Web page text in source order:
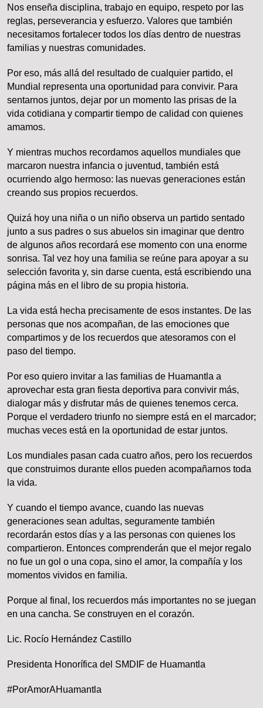
Nos enseña disciplina, trabajo en equipo, respeto por las
reglas, perseverancia y esfuerzo. Valores que también
necesitamos fortalecer todos los días dentro de nuestras
familias y nuestras comunidades.
Por eso, más allá del resultado de cualquier partido, el
Mundial representa una oportunidad para convivir. Para
sentarnos juntos, dejar por un momento las prisas de la
vida cotidiana y compartir tiempo de calidad con quienes
amamos.
Y mientras muchos recordamos aquellos mundiales que
marcaron nuestra infancia o juventud, también está
ocurriendo algo hermoso: las nuevas generaciones están
creando sus propios recuerdos.
Quizá hoy una niña o un niño observa un partido sentado
junto a sus padres o sus abuelos sin imaginar que dentro
de algunos años recordará ese momento con una enorme
sonrisa. Tal vez hoy una familia se reúne para apoyar a su
selección favorita y, sin darse cuenta, está escribiendo una
página más en el libro de su propia historia.
La vida está hecha precisamente de esos instantes. De las
personas que nos acompañan, de las emociones que
compartimos y de los recuerdos que atesoramos con el
paso del tiempo.
Por eso quiero invitar a las familias de Huamantla a
aprovechar esta gran fiesta deportiva para convivir más,
dialogar más y disfrutar más de quienes tenemos cerca.
Porque el verdadero triunfo no siempre está en el marcador;
muchas veces está en la oportunidad de estar juntos.
Los mundiales pasan cada cuatro años, pero los recuerdos
que construimos durante ellos pueden acompañarnos toda
la vida.
Y cuando el tiempo avance, cuando las nuevas
generaciones sean adultas, seguramente también
recordarán estos días y a las personas con quienes los
compartieron. Entonces comprenderán que el mejor regalo
no fue un gol o una copa, sino el amor, la compañía y los
momentos vividos en familia.
Porque al final, los recuerdos más importantes no se juegan
en una cancha. Se construyen en el corazón.
Lic. Rocío Hernández Castillo
Presidenta Honorífica del SMDIF de Huamantla
#PorAmorAHuamantla